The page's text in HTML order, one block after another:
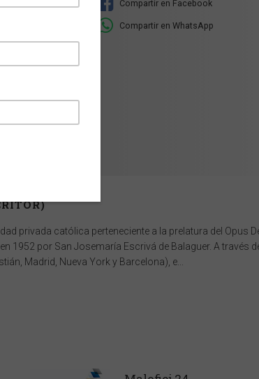
Compartir en Facebook
Compartir en WhatsApp
privada católica perteneciente a la prelatura del Opus
1952 por San Josemaría Escrivá de Balaguer. A través
Madrid, Nueva York y Barcelona), e...